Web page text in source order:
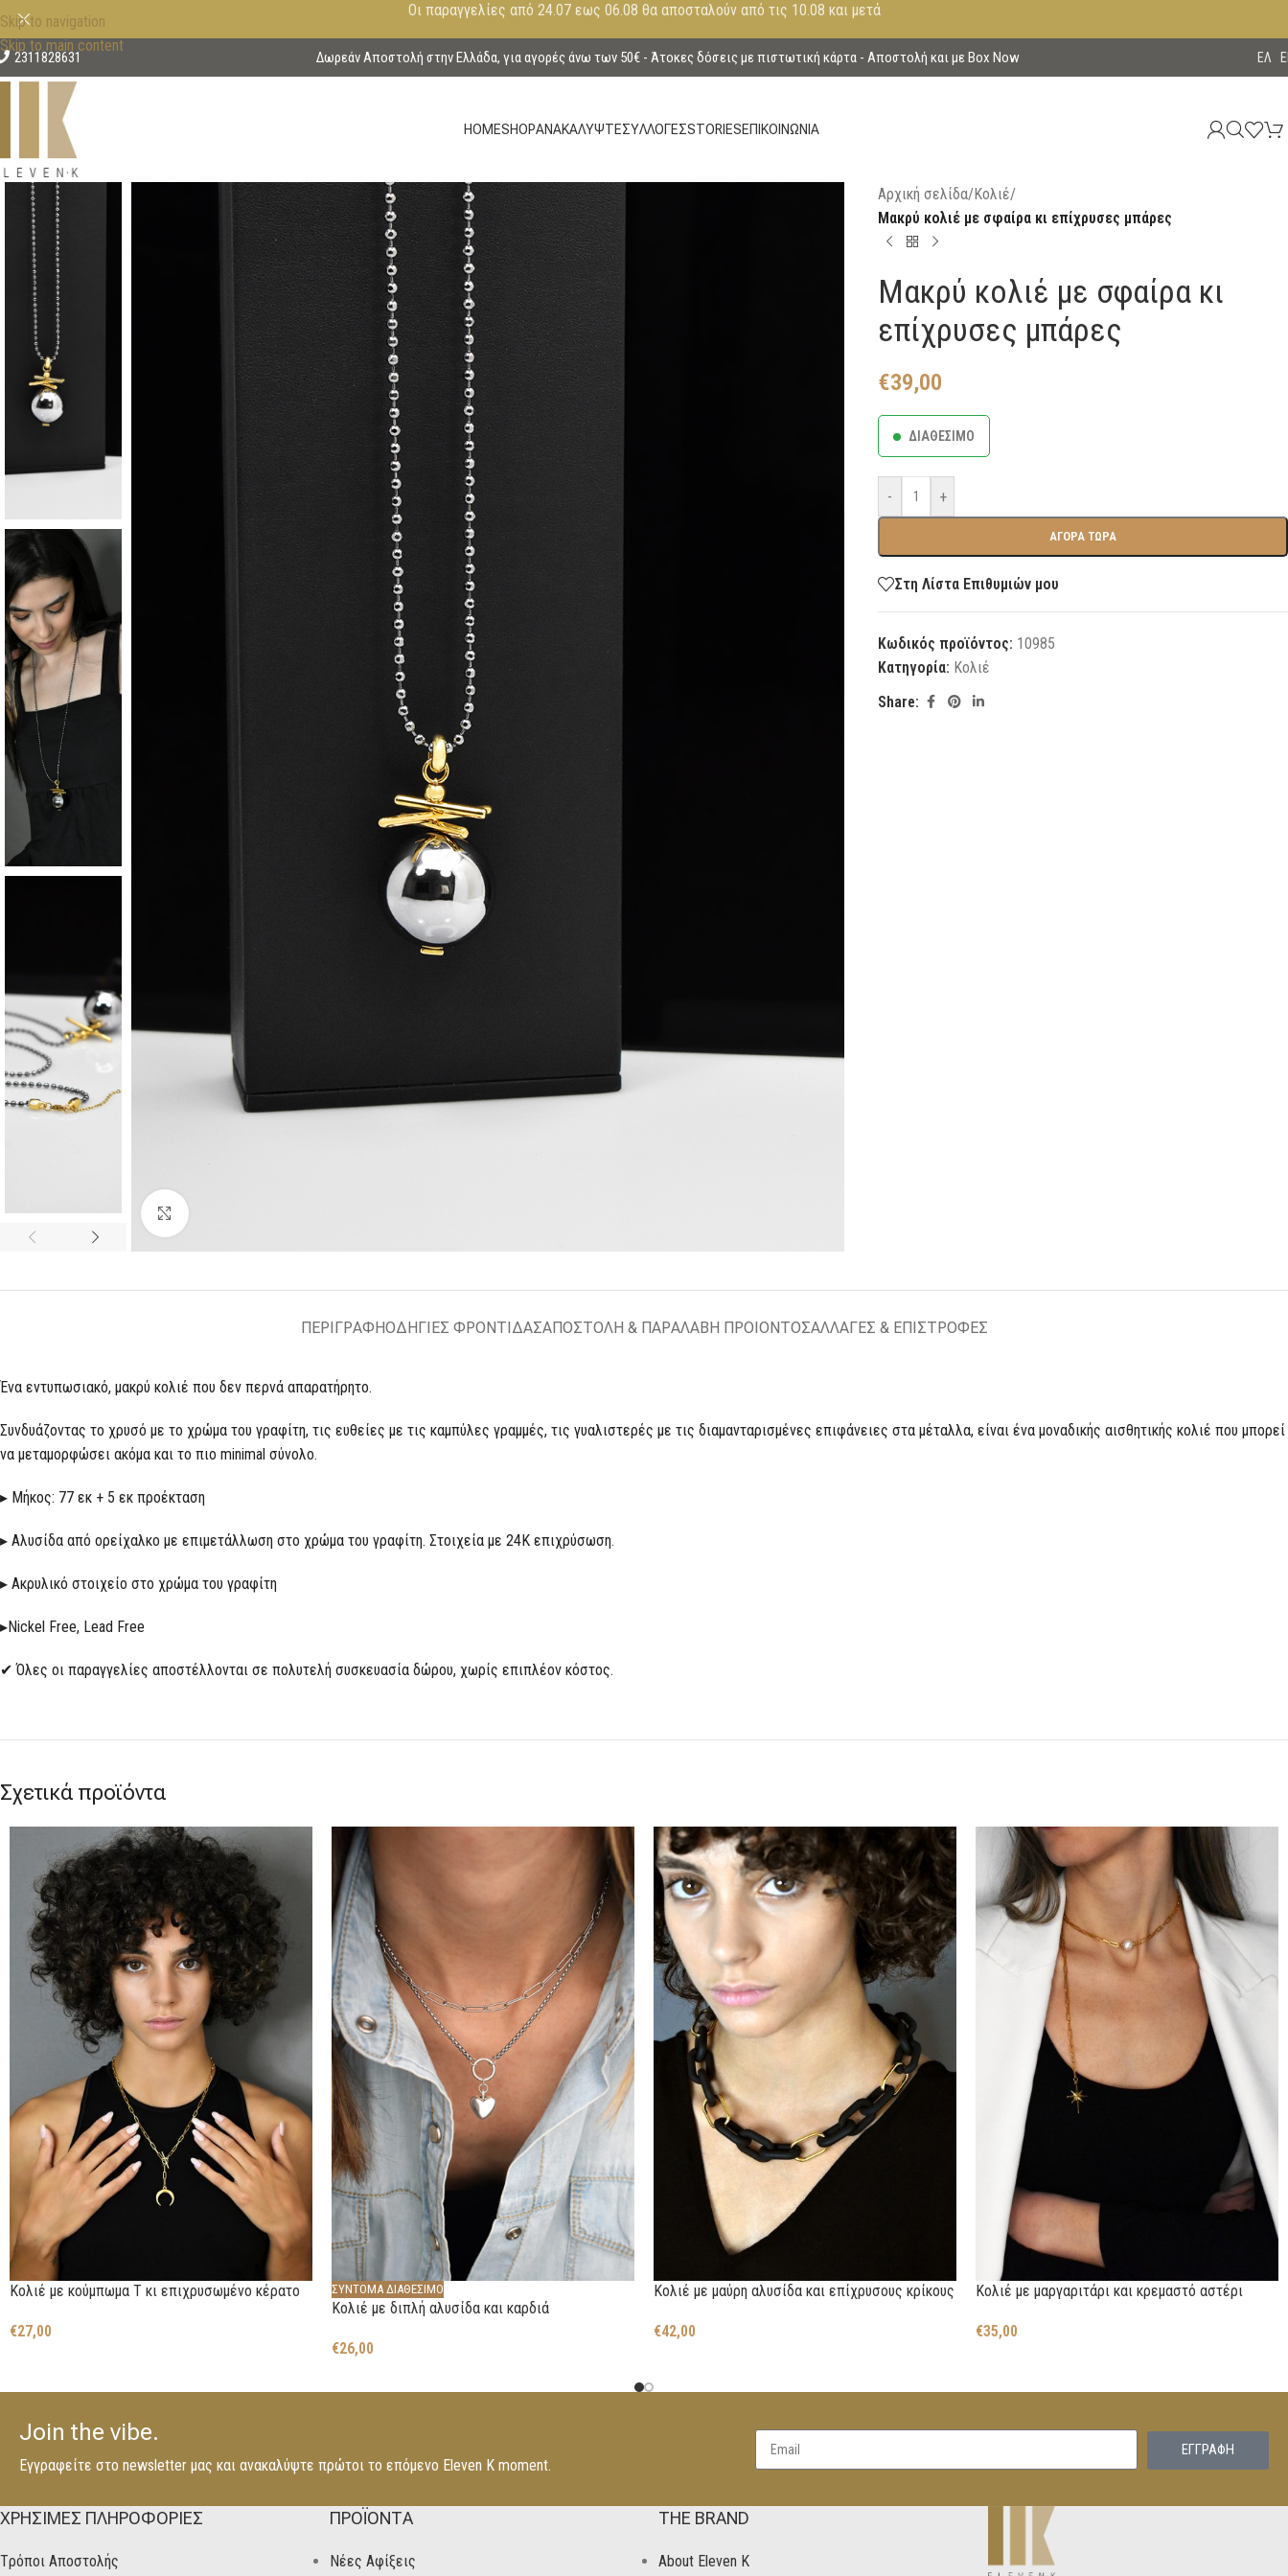
Skip to navigation
Skip to main content
Οι παραγγελίες από 24.07 εως 06.08 θα αποσταλούν από τις 10.08 και μετά
2311828631 Δωρεάν Αποστολή στην Ελλάδα, για αγορές άνω των 50€ - Άτοκες δόσεις με πιστωτική κάρτα - Aποστολή και με Box Now EΛ
HOMESHOPΑΝΑΚΑΛΥΨΤΕΣΥΛΛΟΓΕΣSTORIESΕΠΙΚΟΙΝΩΝΙΑ
Αρχική σελίδα/Κολιέ/
Μακρύ κολιέ με σφαίρα κι επίχρυσες μπάρες
Μακρύ κολιέ με σφαίρα κι
επίχρυσες μπάρες
€39,00
ΔΙΑΘΕΣΙΜΟ
- +
ΑΓΟΡΑ ΤΩΡΑ
Στη Λίστα Επιθυμιών μου
Κωδικός προϊόντος: 10985
Κατηγορία: Κολιέ
Share:
ΠΕΡΙΓΡΑΦΗΟΔΗΓΙΕΣ ΦΡΟΝΤΙΔΑΣΑΠΟΣΤΟΛΗ & ΠΑΡΑΛΑΒΗ ΠΡΟΙΟΝΤΟΣΑΛΛΑΓΕΣ & ΕΠΙΣΤΡΟΦΕΣ
Ένα εντυπωσιακό, μακρύ κολιέ που δεν περνά απαρατήρητο.
Συνδυάζοντας το χρυσό με το χρώμα του γραφίτη, τις ευθείες με τις καμπύλες γραμμές, τις γυαλιστερές με τις διαμανταρισμένες επιφάνειες στα μέταλλα, είναι ένα μοναδικής αισθητικής κολιέ που μπορεί
να μεταμορφώσει ακόμα και το πιο minimal σύνολο.
▸ Μήκος: 77 εκ + 5 εκ προέκταση
▸ Αλυσίδα από ορείχαλκο με επιμετάλλωση στο χρώμα του γραφίτη. Στοιχεία με 24Κ επιχρύσωση.
▸ Ακρυλικό στοιχείο στο χρώμα του γραφίτη
▸Nickel Free, Lead Free
✔ Όλες οι παραγγελίες αποστέλλονται σε πολυτελή συσκευασία δώρου, χωρίς επιπλέον κόστος.
Σχετικά προϊόντα
Κολιέ με κούμπωμα Τ κι επιχρυσωμένο κέρατο
€27,00
ΣΥΝΤΟΜΑ ΔΙΑΘΕΣΙΜΟ
Κολιέ με διπλή αλυσίδα και καρδιά
€26,00
Κολιέ με μαύρη αλυσίδα και επίχρυσους κρίκους
€42,00
Κολιέ με μαργαριτάρι και κρεμαστό αστέρι
€35,00
Join the vibe.
Εγγραφείτε στο newsletter μας και ανακαλύψτε πρώτοι το επόμενο Eleven K moment.
EΓΓΡΑΦΗ
ΧΡΗΣΙΜΕΣ ΠΛΗΡΟΦΟΡΙΕΣ
Tρόποι Αποστολής
ΠΡΟΪΟΝΤΑ
Νέες Αφίξεις
THE BRAND
About Eleven K